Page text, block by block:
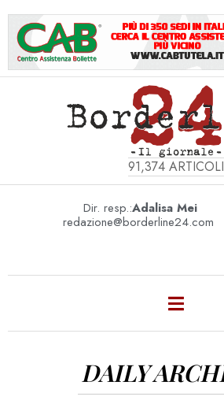
91,374 ARTICOLI
Dir. resp.:Adalisa Mei
redazione@borderline24.com
DAILY